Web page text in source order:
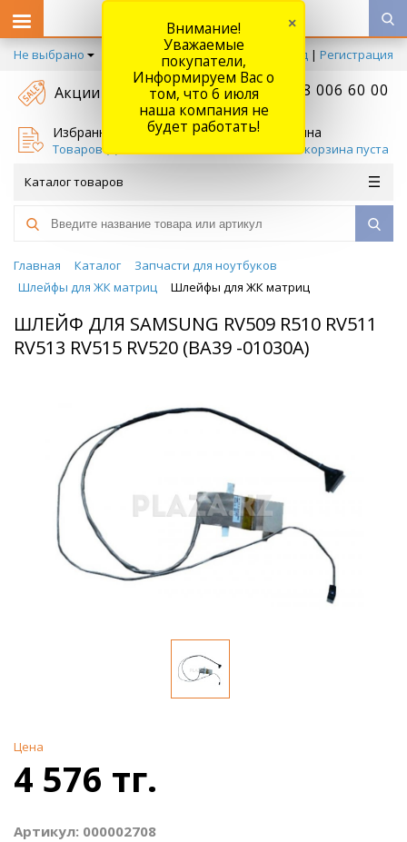
Не выбрано Вход | Регистрация
Акции +7 778 006 60 00
Избранное
Товаров (
Корзина
Ваша корзина пуста
Каталог товаров
Главная Каталог
Запчасти для ноутбуков
Шлейфы для ЖК матриц
Шлейфы для ЖК матриц
ШЛЕЙФ ДЛЯ SAMSUNG RV509 R510 RV511
RV513 RV515 RV520 (BA39 -01030A)
Цена
4 576 тг.
Артикул: 000002708
Внимание!
Уважаемые
покупатели,
Информируем Вас о
том, что 6 июля
наша компания не
будет работать!
×